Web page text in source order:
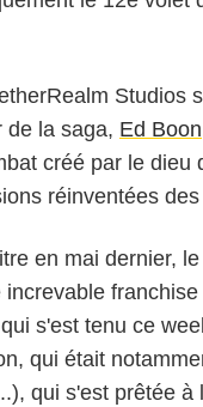
Studios
de la saga, Ed Boon
créé par le dieu
réinventées
en mai dernier,
s'est tenu ce
qui était
qui s'est prêtée à